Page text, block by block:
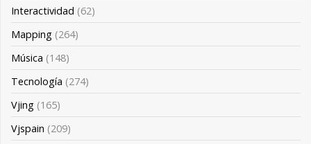
Interactividad (62)
Mapping (264)
Música (148)
Tecnología (274)
Vjing (165)
Vjspain (209)